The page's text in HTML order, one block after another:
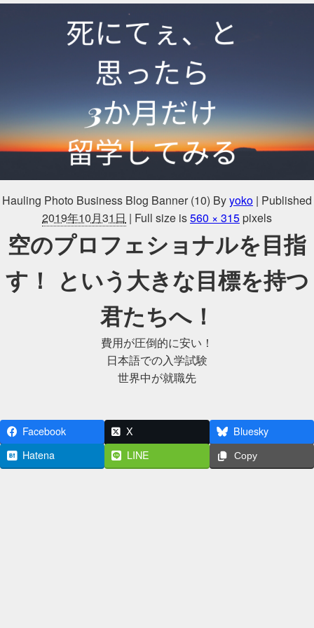
Hauling Photo Business Blog Banner (10) Byyoko | Published
2019年10月31日 | Full size is560 × 315 pixels
空のプロフェショナルを目指
す！ という大きな目標を持つ
君たちへ！
費用が圧倒的に安い！
日本語での入学試験
世界中が就職先
Facebook X
Bluesky
Hatena
LINE Copy